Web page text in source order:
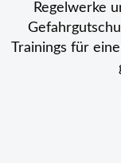
Regelwerke
Trainings für